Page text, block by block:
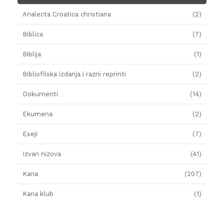
Analecta Croatica christiana (2)
Biblica (7)
Biblija (1)
Bibliofilska izdanja i razni reprinti (2)
Dokumenti (14)
Ekumena (2)
Eseji (7)
Izvan nizova (41)
Kana (207)
Kana klub (1)